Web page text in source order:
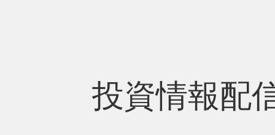
投資情報配